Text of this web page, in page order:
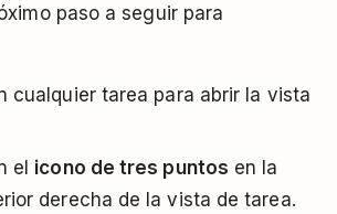
paso a seguir para
cualquier tarea para abrir la vista
el icono de tres puntos en la
derecha de la vista de tarea.